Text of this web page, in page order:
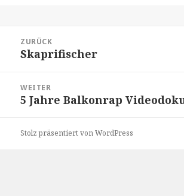
ZURÜCK
Vorheriger
Skaprifischer
WEITER
Nächster
5 Jahre Balkonrap
Stolz präsentiert von WordPress